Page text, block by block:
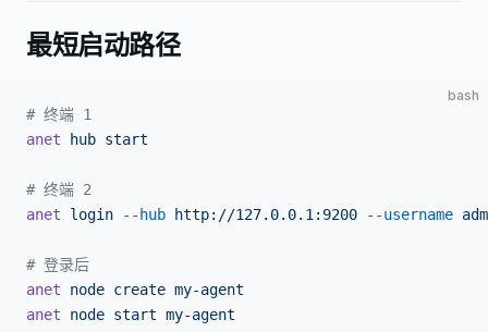
最短启动路径
bash
# 终端 1
anet hub start
# 终端 2
anet login --hub http://127.0.0.1:9200 --username
# 登录后
anet node create my-agent
anet node start my-agent